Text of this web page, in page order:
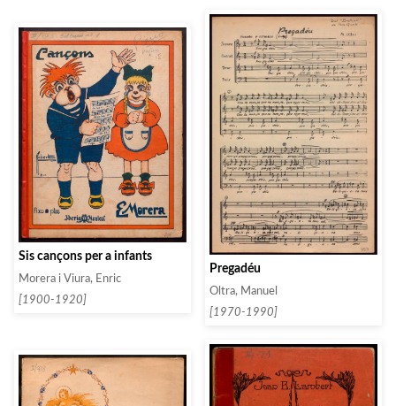
Sis cançons per a infants
Morera i Viura, Enric
[1900-1920]
Pregadéu
Oltra, Manuel
[1970-1990]